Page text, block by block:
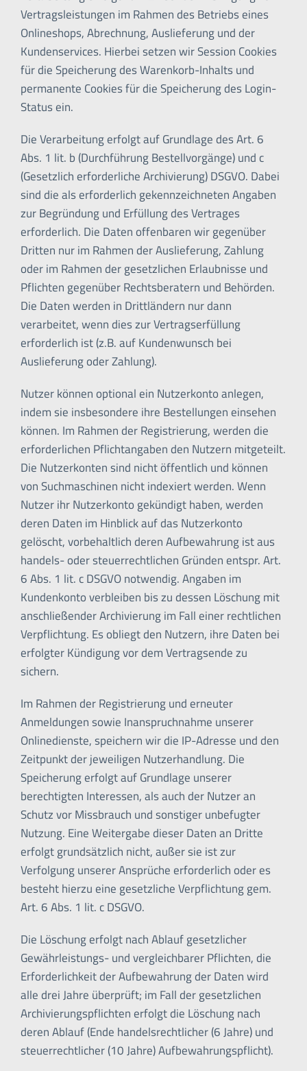
Vertragsleistungen im Rahmen des Betriebs eines
Onlineshops, Abrechnung, Auslieferung und der
Kundenservices. Hierbei setzen wir Session Cookies
für die Speicherung des Warenkorb-Inhalts und
permanente Cookies für die Speicherung des Login-
Status ein.
Die Verarbeitung erfolgt auf Grundlage des Art. 6
Abs. 1 lit. b (Durchführung Bestellvorgänge) und c
(Gesetzlich erforderliche Archivierung) DSGVO. Dabei
sind die als erforderlich gekennzeichneten Angaben
zur Begründung und Erfüllung des Vertrages
erforderlich. Die Daten offenbaren wir gegenüber
Dritten nur im Rahmen der Auslieferung, Zahlung
oder im Rahmen der gesetzlichen Erlaubnisse und
Pflichten gegenüber Rechtsberatern und Behörden.
Die Daten werden in Drittländern nur dann
verarbeitet, wenn dies zur Vertragserfüllung
erforderlich ist (z.B. auf Kundenwunsch bei
Auslieferung oder Zahlung).
Nutzer können optional ein Nutzerkonto anlegen,
indem sie insbesondere ihre Bestellungen einsehen
können. Im Rahmen der Registrierung, werden die
erforderlichen Pflichtangaben den Nutzern mitgeteilt.
Die Nutzerkonten sind nicht öffentlich und können
von Suchmaschinen nicht indexiert werden. Wenn
Nutzer ihr Nutzerkonto gekündigt haben, werden
deren Daten im Hinblick auf das Nutzerkonto
gelöscht, vorbehaltlich deren Aufbewahrung ist aus
handels- oder steuerrechtlichen Gründen entspr. Art.
6 Abs. 1 lit. c DSGVO notwendig. Angaben im
Kundenkonto verbleiben bis zu dessen Löschung mit
anschließender Archivierung im Fall einer rechtlichen
Verpflichtung. Es obliegt den Nutzern, ihre Daten bei
erfolgter Kündigung vor dem Vertragsende zu
sichern.
Im Rahmen der Registrierung und erneuter
Anmeldungen sowie Inanspruchnahme unserer
Onlinedienste, speichern wir die IP-Adresse und den
Zeitpunkt der jeweiligen Nutzerhandlung. Die
Speicherung erfolgt auf Grundlage unserer
berechtigten Interessen, als auch der Nutzer an
Schutz vor Missbrauch und sonstiger unbefugter
Nutzung. Eine Weitergabe dieser Daten an Dritte
erfolgt grundsätzlich nicht, außer sie ist zur
Verfolgung unserer Ansprüche erforderlich oder es
besteht hierzu eine gesetzliche Verpflichtung gem.
Art. 6 Abs. 1 lit. c DSGVO.
Die Löschung erfolgt nach Ablauf gesetzlicher
Gewährleistungs- und vergleichbarer Pflichten, die
Erforderlichkeit der Aufbewahrung der Daten wird
alle drei Jahre überprüft; im Fall der gesetzlichen
Archivierungspflichten erfolgt die Löschung nach
deren Ablauf (Ende handelsrechtlicher (6 Jahre) und
steuerrechtlicher (10 Jahre) Aufbewahrungspflicht).